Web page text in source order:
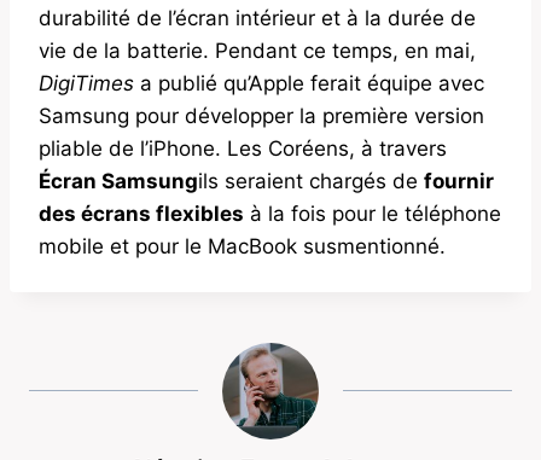
durabilité de l’écran intérieur et à la durée de
vie de la batterie. Pendant ce temps, en mai,
DigiTimes a publié qu’Apple ferait équipe avec
Samsung pour développer la première version
pliable de l’iPhone. Les Coréens, à travers
Écran Samsungils seraient chargés de fournir
des écrans flexibles à la fois pour le téléphone
mobile et pour le MacBook susmentionné.